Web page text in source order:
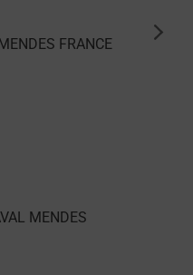
FRANCE
MENDES